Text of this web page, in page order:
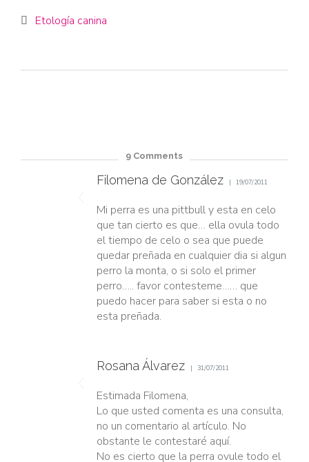
 Category
Etología canina
9 Comments
Filomena de González 19/07/2011
Mi perra es una pittbull y esta en celo
que tan cierto es que… ella ovula todo
el tiempo de celo o sea que puede
quedar preñada en cualquier dia si algun
perro la monta, o si solo el primer
perro….. favor contesteme…… que
puedo hacer para saber si esta o no
esta preñada.
Rosana Álvarez 31/07/2011
Estimada Filomena,
Lo que usted comenta es una consulta,
no un comentario al artículo. No
obstante le contestaré aquí.
No es cierto que la perra ovule todo el